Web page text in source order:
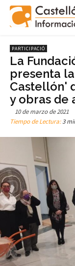
PARTICIPACIÓ
La
presenta
Castellón'
y obras de
10 de marzo de 2021
Tiempo de Lectura:3